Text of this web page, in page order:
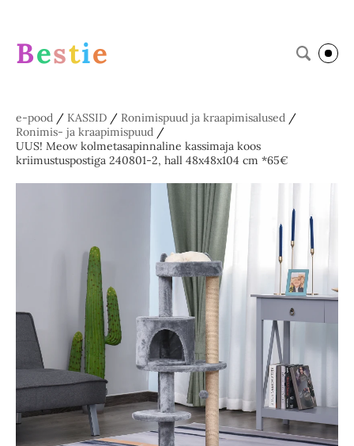
Bestie
e-pood / KASSID / Ronimispuud ja kraapimisalused /
Ronimis- ja kraapimispuud /
UUS! Meow kolmetasapinnaline kassimaja koos
kriimustuspostiga 240801-2, hall 48x48x104 cm *65€